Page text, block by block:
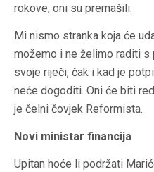
rokove, oni su premašili.
Mi nismo stranka koja će
možemo i ne želimo raditi s
svoje riječi, čak i kad je
neće dogoditi. Oni će biti
je čelni čovjek Reformista.
Novi ministar financija
Upitan hoće li podržati